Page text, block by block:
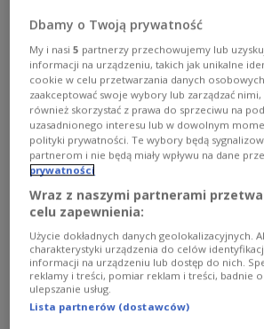
najtragiczniejszych zbrodni z
światowej. W latach 1939–1941
przeprowadzali tu masowe
inteligencji, więźniów
społecznych.
„Mimo upływu dekad wciąż
miejsce z pracami
pewność, że szczątki wszystkich
zostały odnalezione i godnie
zaznaczył IPN.
W drugim tygodniu maja badacze
kolejny etap badań. Decyzję
Dbamy o Twoją prywatność
My i nasi5 partnerzy przechowujemy lub
informacji na urządzeniu, takich jak unikalne
cookie w celu przetwarzania danych
zaakceptować swoje wybory lub zarządzać
również skorzystać z prawa do sprzeciwu na
uzasadnionego interesu lub w dowolnym
polityki prywatności. Te wybory będą
partnerom i nie będą miały wpływu na dane
prywatności
Wraz z naszymi partnerami
celu zapewnienia:
Użycie dokładnych danych geolokalizacyjnych.
charakterystyki urządzenia do celów
informacji na urządzeniu lub dostęp do nich.
reklamy i treści, pomiar reklam i treści, badnie
ulepszanie usług.
Lista partnerów (dostawców)